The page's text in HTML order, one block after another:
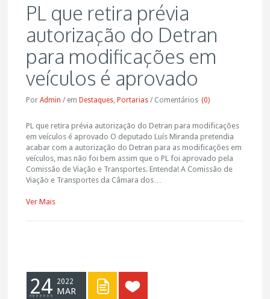
PL que retira prévia
autorização do Detran
para modificações em
veículos é aprovado
PorAdmin / em Destaques, Portarias / Comentários (0)
PL que retira prévia autorização do Detran para modificações
em veículos é aprovado O deputado Luís Miranda pretendia
acabar com a autorização do Detran para as modificações em
veículos, mas não foi bem assim que o PL foi aprovado pela
Comissão de Viação e Transportes. Entenda! A Comissão de
Viação e Transportes da Câmara dos…
Ver Mais
24 2022
MAR